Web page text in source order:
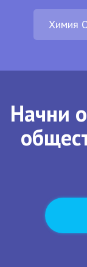
Химия
Начни